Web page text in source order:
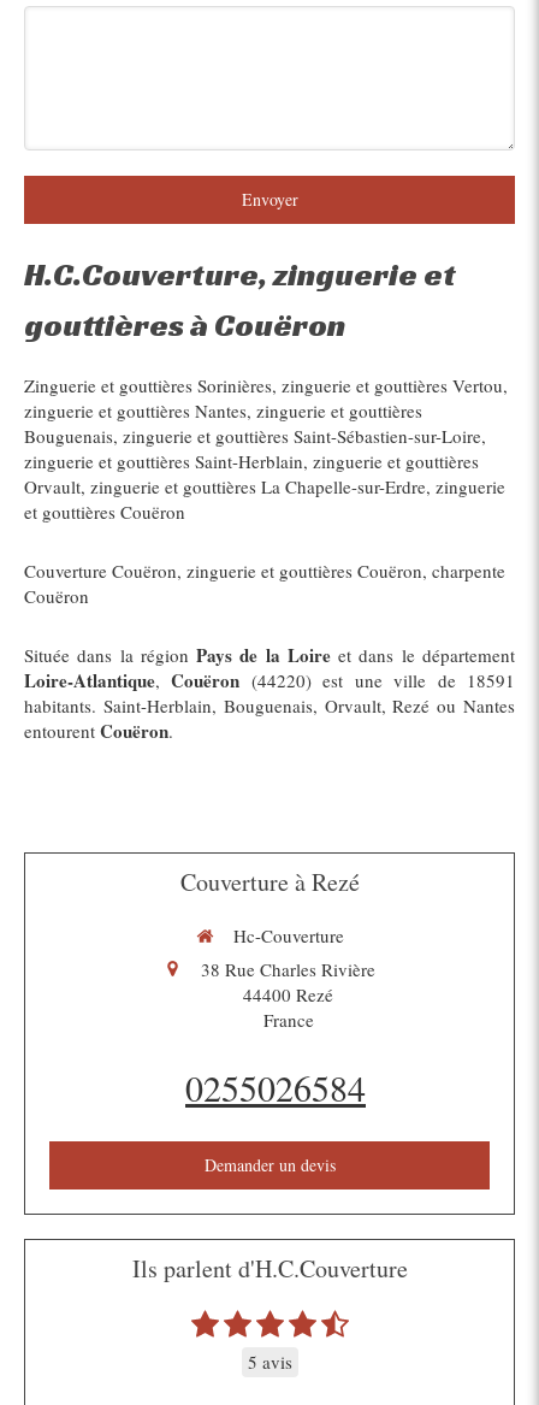
Envoyer
H.C.Couverture, zinguerie et
gouttières à Couëron
Zinguerie et gouttières Sorinières, zinguerie et gouttières Vertou,
zinguerie et gouttières Nantes, zinguerie et gouttières
Bouguenais, zinguerie et gouttières Saint-Sébastien-sur-Loire,
zinguerie et gouttières Saint-Herblain, zinguerie et gouttières
Orvault, zinguerie et gouttières La Chapelle-sur-Erdre, zinguerie
et gouttières Couëron
Couverture Couëron, zinguerie et gouttières Couëron, charpente
Couëron
Située dans la régionPays de la Loireet dans le département
Loire-Atlantique,Couëron (44220) est une ville de 18591
habitants. Saint-Herblain, Bouguenais, Orvault, Rezé ou Nantes
entourent Couëron.
Couverture à Rezé
Hc-Couverture
38 Rue Charles Rivière
44400 Rezé
France
0255026584
Demander un devis
Ils parlent d'H.C.Couverture
5 avis